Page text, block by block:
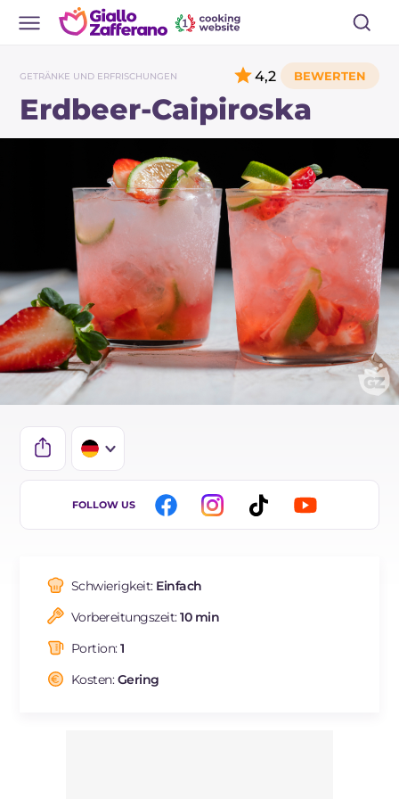
GETRÄNKE UND ERFRISCHUNGEN
Erdbeer-Caipiroska
4,2
IT
FR
BR
NL
FOLLOW US
Schwierigkeit: Einfach
Vorbereitungszeit:10 min
Portion:1
Kosten:Gering